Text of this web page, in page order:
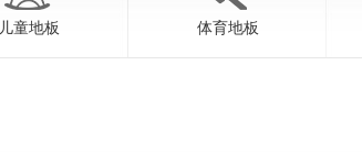
儿童地板 体育地板